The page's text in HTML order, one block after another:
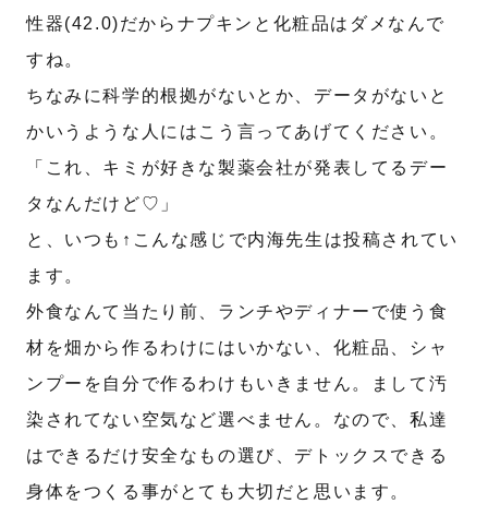
性器(42.0)だからナプキンと化粧品はダメなんで
すね。
ちなみに科学的根拠がないとか、データがないと
かいうような人にはこう言ってあげてください。
「これ、キミが好きな製薬会社が発表してるデー
タなんだけど♡」
と、いつも↑こんな感じで内海先生は投稿されてい
ます。
外食なんて当たり前、ランチやディナーで使う食
材を畑から作るわけにはいかない、化粧品、シャ
ンプーを自分で作るわけもいきません。まして汚
染されてない空気など選べません。なので、私達
はできるだけ安全なもの選び、デトックスできる
身体をつくる事がとても大切だと思います。
送信する